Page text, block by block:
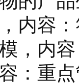
内容
，内
：重